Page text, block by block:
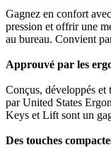
Gagnez en confort
pression et offrir une
au bureau. Convient
Approuvé par les
Conçus, développés et
par United States
Keys et Lift sont un
Des touches